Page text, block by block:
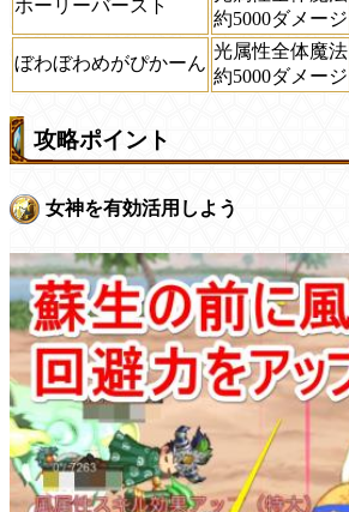
ホーリーバースト
約5000ダメージ
ぼわぼわめがぴかーん
光属性全体魔法
約5000ダメージ
攻略ポイント
女神を有効活用しよう